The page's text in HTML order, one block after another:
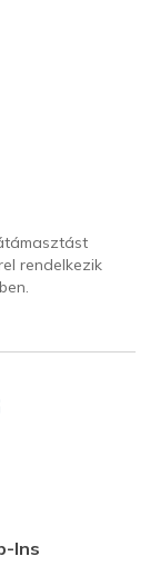
rendelkezik
Ins